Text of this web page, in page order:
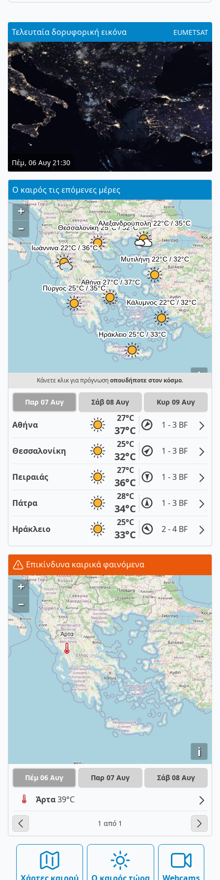
Τελευταία δορυφορική εικόνα EUMETSAT
Πέμ, 06 Αυγ 21:30
Ο καιρός τις επόμενες μέρες
i
+
–
Κάνετε κλικ για πρόγνωσηοπουδήποτε στον κόσμο.
Παρ 07 Αυγ Σάβ 08 Αυγ Κυρ 09 Αυγ
Αθήνα
27°C
37°C 1 - 3 BF
Θεσσαλονίκη
25°C
32°C 1 - 3 BF
Πειραιάς
27°C
36°C 1 - 3 BF
Πάτρα
28°C
34°C 1 - 3 BF
Ηράκλειο
25°C
33°C 2 - 4 BF
Επικίνδυνα καιρικά φαινόμενα
i
+
–
Πέμ 06 Αυγ Παρ 07 Αυγ Σάβ 08 Αυγ
Άρτα39°C
1 από 1